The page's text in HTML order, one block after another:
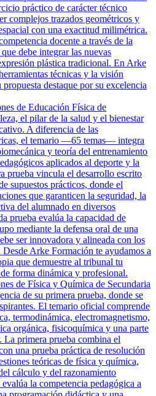
práctico de carácter técnico
complejos trazados geométricos y
con una exactitud milimétrica.
docente a través de la
debe integrar las nuevas
plástica tradicional. En Arke
técnicas y la visión
propuesta destaque por su excelencia
de Educación Física de
el pilar de la salud y el bienestar
A diferencia de las
el temario —65 temas— integra
y teoría del entrenamiento
aplicados al deporte y la
prueba vincula el desarrollo escrito
supuestos prácticos, donde el
que garanticen la seguridad, la
del alumnado en diversos
prueba evalúa la capacidad de
mediante la defensa oral de una
ser innovadora y alineada con los
Arke Formación te ayudamos a
que demuestre al tribunal tu
forma dinámica y profesional.
de Física y Química de Secundaria
de su primera prueba, donde se
El temario oficial comprende
termodinámica, electromagnetismo,
orgánica, fisicoquímica y una parte
primera prueba combina el
una prueba práctica de resolución
teóricas de física y química,
cálculo y del razonamiento
la competencia pedagógica a